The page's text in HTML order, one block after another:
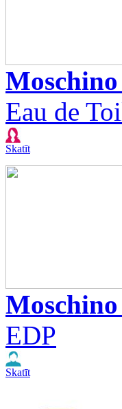
Moschino
Eau de
Skatīt
Moschino
EDP
Skatīt